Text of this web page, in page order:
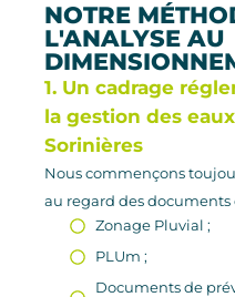
NOTRE
L'ANALYSE AU
1. Un cadrage
la gestion des
Sorinières
Nous commençons
au regard des documents
Zonage Pluvial ;
PLUm ;
Documents de